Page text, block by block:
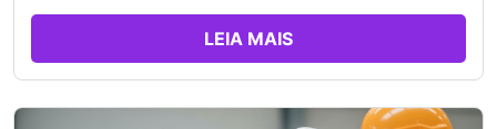
LEIA MAIS